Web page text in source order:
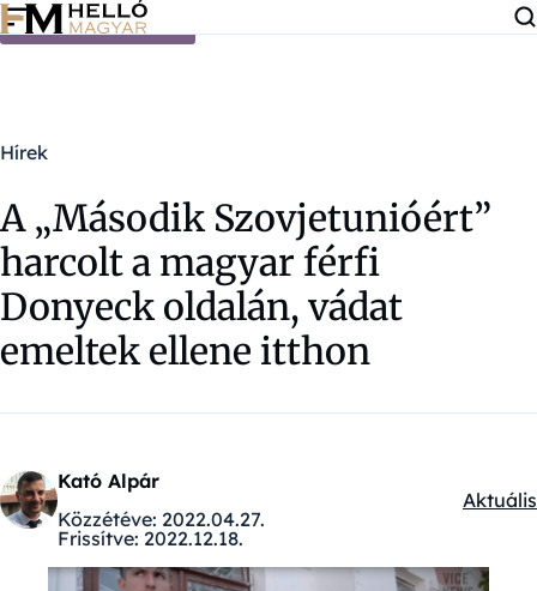
Ugrás a tartalomra
Hírek
A „Második Szovjetunióért”
harcolt a magyar férfi
Donyeck oldalán, vádat
emeltek ellene itthon
Kató Alpár
Közzétéve: 2022.04.27.
Frissítve: 2022.12.18.
Aktuális